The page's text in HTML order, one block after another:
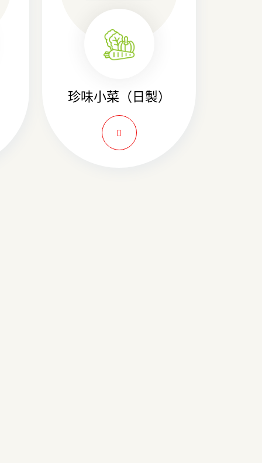
珍味小菜（日製）